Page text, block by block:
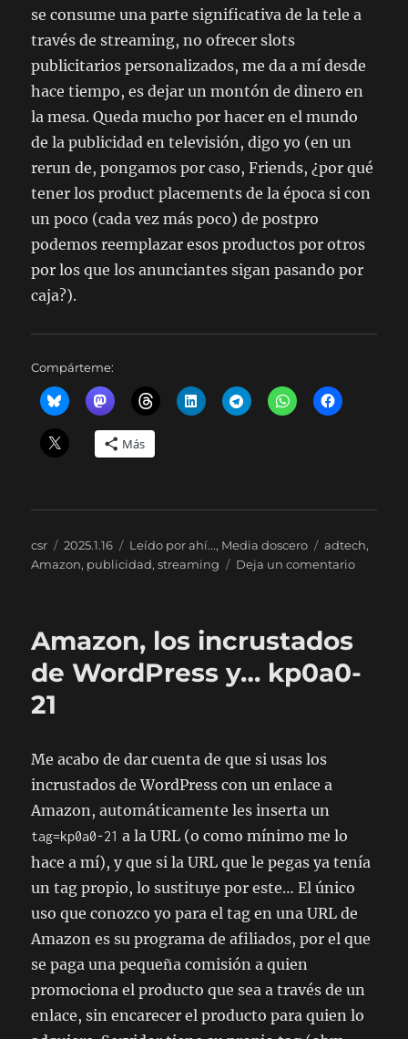
se consume una parte significativa de la tele a
través destreaming, no ofrecer slots
publicitarios personalizados, me da a mí desde
hace tiempo, es dejar un montón de dinero en
la mesa. Queda mucho por hacer en el mundo
de la publicidad en televisión, digo yo (en un
rerun de, pongamos por caso,Friends, ¿por qué
tener losproduct placements de la época si con
un poco (cada vez más poco) de postpro
podemos reemplazar esos productos por otros
por los que los anunciantes sigan pasando por
caja?).
Compárteme:
Más
Autor
csr
Publicado
el
2025.1.16 Categorías
Leído por ahí..., Media doscero Etiquetas
adtech,
Amazon, publicidad,streaming Deja un comentarioen
Amazon, los incrustados
de WordPress y… kp0a0-
21
Me acabo de dar cuenta de que si usas los
incrustados de WordPress con un enlace a
Amazon, automáticamente les inserta un
tag=kp0a0-21 a la URL (o como mínimo me lo
hace a mí), y que si la URL que le pegas ya tenía
un tag propio, lo sustituye por este… El único
uso que conozco yo para el tag en una URL de
Amazon es su programa de afiliados, por el que
se paga una pequeña comisión a quien
promociona el producto que sea a través de un
enlace, sin encarecer el producto para quien lo